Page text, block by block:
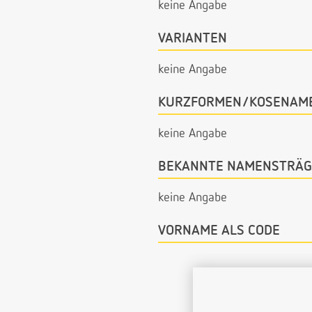
keine Angabe
VARIANTEN
keine Angabe
KURZFORMEN/
keine Angabe
BEKANNTE
keine Angabe
VORNAME ALS CODE